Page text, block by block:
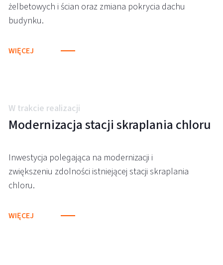
żelbetowych i ścian oraz zmiana pokrycia dachu
budynku.
WIĘCEJ
W trakcie realizacji
Modernizacja stacji skraplania chloru
Inwestycja polegająca na modernizacji i
zwiększeniu zdolności istniejącej stacji skraplania
chloru.
WIĘCEJ